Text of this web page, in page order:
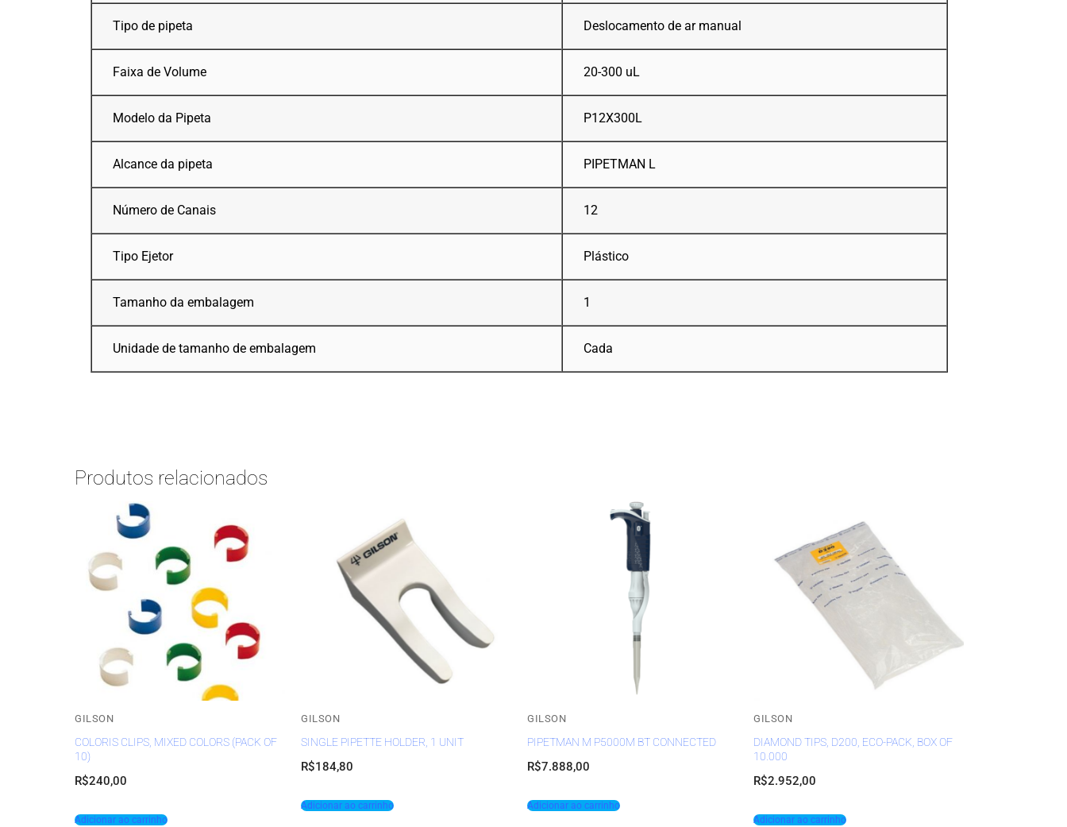
Tipo de pipeta Deslocamento de ar manual
Faixa de Volume 20-300 uL
Modelo da Pipeta P12X300L
Alcance da pipeta PIPETMAN L
Número de Canais 12
Tipo Ejetor Plástico
Tamanho da embalagem 1
Unidade de tamanho de embalagem Cada
Produtos relacionados
GILSON
COLORIS CLIPS, MIXED COLORS (PACK OF
10)
R$240,00
Adicionar ao carrinho
GILSON
SINGLE PIPETTE HOLDER, 1 UNIT
R$184,80
Adicionar ao carrinho
GILSON
PIPETMAN M P5000M BT CONNECTED
R$7.888,00
Adicionar ao carrinho
GILSON
DIAMOND TIPS, D200, ECO-PACK, BOX OF
10.000
R$2.952,00
Adicionar ao carrinho